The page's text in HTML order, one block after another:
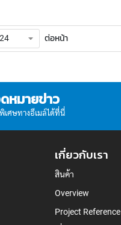
ต่อหน้า
หมายข่าว
เศษทางอีเมล์ได้ที่นี่
เกี่ยวกับเรา
สินค้า
Overview
Project Reference